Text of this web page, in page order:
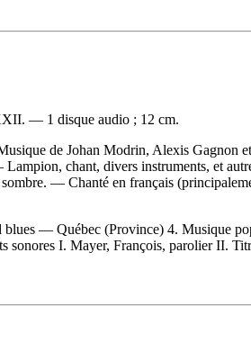
— 1 disque audio ; 12 cm.
de Johan Modrin, Alexis Gagnon
chant, divers instruments, et
— Chanté en français
— Québec (Province) 4.
I. Mayer, François, parolier II.